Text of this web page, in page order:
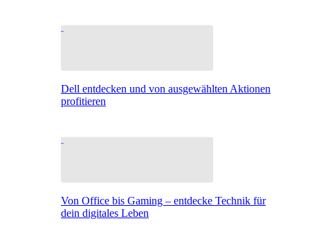
Dell entdecken und von ausgewählten Aktionen
profitieren
Von Office bis Gaming – entdecke Technik für
dein digitales Leben